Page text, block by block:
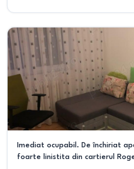
Imediat ocupabil. De închiriat
foarte linistita din cartierul